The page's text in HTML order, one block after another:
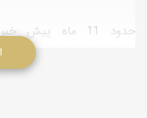
حدود 11 ماه
دانشجویان ایران (ایسنا)
واقع در بخش بزمان